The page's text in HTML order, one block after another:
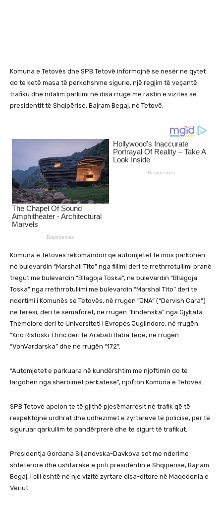
Komuna e Tetovës dhe SPB Tetovë informojnë se nesër në qytet
do të ketë masa të përkohshme sigurie, një regjim të veçantë
trafiku dhe ndalim parkimi në disa rrugë me rastin e vizitës së
presidentit të Shqipërisë, Bajram Begaj, në Tetovë.
Komuna e Tetovës rekomandon që automjetet të mos parkohen
në bulevardin “Marshall Tito” nga fillimi deri te rrethrrotullimi pranë
tregut me bulevardin “Bllagoja Toska”, në bulevardin “Bllagoja
Toska” nga rrethrrotullimi me bulevardin “Marshal Tito” deri te
ndërtimi i Komunës së Tetovës, në rrugën “JNA” (“Dervish Cara”)
në tërësi, deri te semaforët, në rrugën “Ilindenska” nga Gjykata
Themelore deri te Universiteti i Evropës Juglindore, në rrugën
“Kiro Ristoski-Drnc deri te Arabati Baba Teqe, në rrugën
“VonVardarska” dhe në rrugën “172”.
“Automjetet e parkuara në kundërshtim me njoftimin do të
largohen nga shërbimet përkatëse”, njofton Komuna e Tetovës.
SPB Tetovë apelon te të gjithë pjesëmarrësit në trafik që të
respektojnë urdhrat dhe udhëzimet e zyrtarëve të policisë, për të
siguruar qarkullim të pandërprerë dhe të sigurt të trafikut.
Presidentja Gordana Siljanovska-Davkova sot me nderime
shtetërore dhe ushtarake e priti presidentin e Shqipërisë, Bajram
Begaj, i cili është në një vizitë zyrtare disa-ditore në Maqedonia e
Veriut.